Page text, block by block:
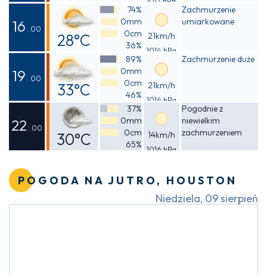
Odczuwalna
35°C
16 : 00
28°C
Odczuwalna
28°C
74%
0mm
0cm
36%
21km/h
1014 hPa
Zachmurzenie
umiarkowane
19 : 00
33°C
Odczuwalna
35°C
89%
0mm
0cm
46%
21km/h
1014 hPa
Zachmurzenie duże
22 : 00
30°C
37%
0mm
0cm
65%
14km/h
1016 hPa
Pogodnie z
niewielkim
zachmurzeniem
POGODA NA JUTRO, HOUSTON
Niedziela, 09 sierpień